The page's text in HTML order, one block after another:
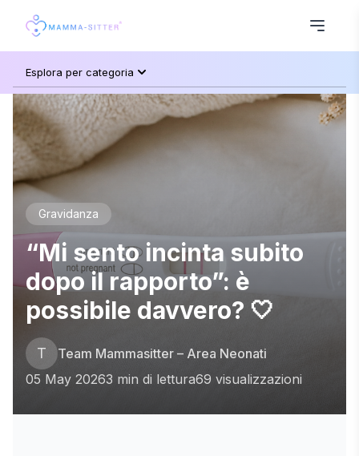
Esplora per categoria
Gravidanza
“Mi sento incinta subito
dopo il rapporto”: è
possibile davvero? 🤍
T
Team Mammasitter – Area Neonati
05 May 20263 min di lettura69 visualizzazioni